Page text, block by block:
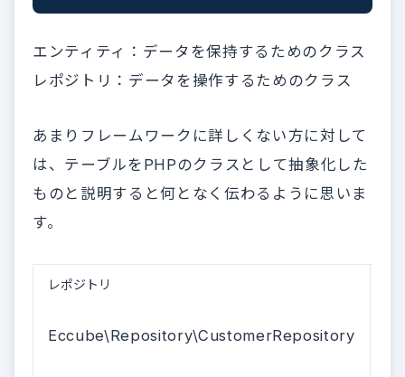
エンティティ：データを保持するためのクラス
レポジトリ：データを操作するためのクラス
あまりフレームワークに詳しくない方に対して
は、テーブルをPHPのクラスとして抽象化した
ものと説明すると何となく伝わるように思いま
す。
レポジトリ
Eccube\Repository\CustomerRepository